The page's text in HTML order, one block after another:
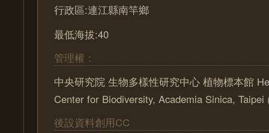
行政區:連江縣南竿鄉
最低海拔:40
管理權：
中央研究院 生物多樣性研究中心 植物標本館
Center for Biodiversity, Academia Sinica, Taipei
後設資料創用CC